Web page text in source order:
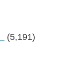
(5,191)